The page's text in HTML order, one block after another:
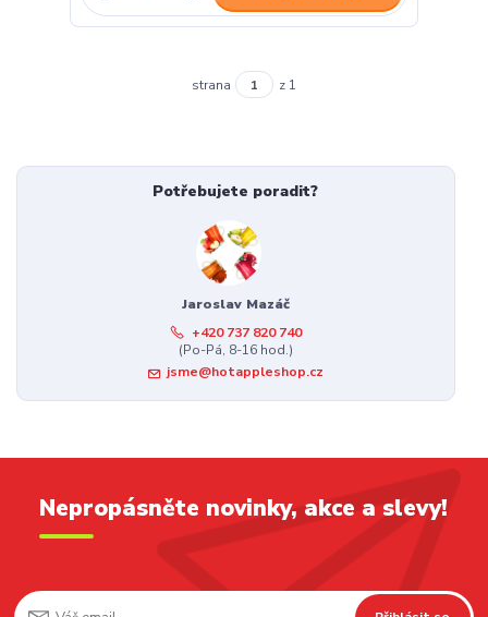
strana z 1
Potřebujete poradit?
Jaroslav Mazáč
+420 737 820 740
(Po-Pá, 8-16 hod.)
jsme@hotappleshop.cz
Nepropásněte novinky, akce a slevy!